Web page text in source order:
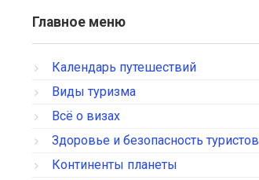
Главное меню
Календарь путешествий
Виды туризма
Всё о визах
Здоровье и безопасность туристов
Континенты планеты